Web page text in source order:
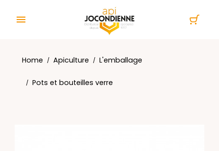

Home Apiculture L'emballage
Pots et bouteilles verre